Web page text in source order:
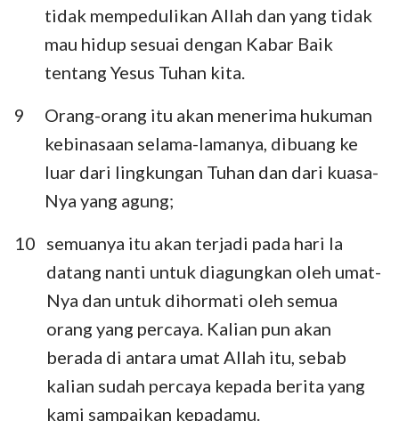
tidak mempedulikan Allah dan yang tidak
mau hidup sesuai dengan Kabar Baik
tentang Yesus Tuhan kita.
9
Orang-orang itu akan menerima hukuman
kebinasaan selama-lamanya, dibuang ke
luar dari lingkungan Tuhan dan dari kuasa-
Nya yang agung;
10 semuanya itu akan terjadi pada hari Ia
datang nanti untuk diagungkan oleh umat-
Nya dan untuk dihormati oleh semua
orang yang percaya. Kalian pun akan
berada di antara umat Allah itu, sebab
kalian sudah percaya kepada berita yang
kami sampaikan kepadamu.